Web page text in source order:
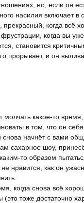
но, если он
насилия включает в
прекрасный, когда всё
, фрустрации, когда вы
становится
прорывает, и он
какое-то
в том, что он себя
начнёт с вами
сахарное шоу,
то образом
нравится, как он
когда снова всё
тоже достаточно